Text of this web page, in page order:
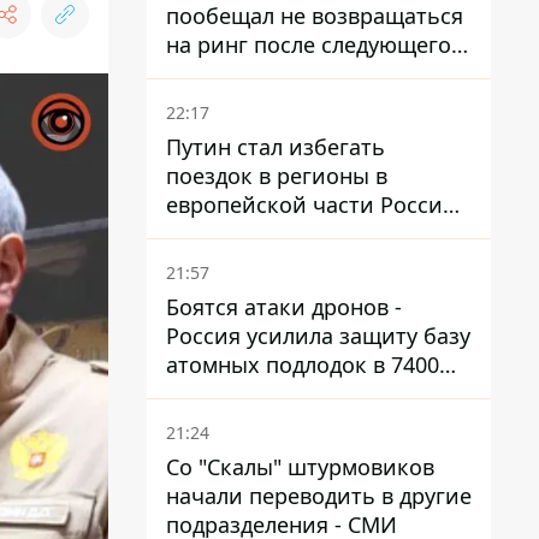
пообещал не возвращаться
на ринг после следующего
боя
22:17
Путин стал избегать
поездок в регионы в
европейской части России,
куда регулярно долетают
дроны
21:57
Боятся атаки дронов -
Россия усилила защиту базу
атомных подлодок в 7400
км от Украины
21:24
Со "Скалы" штурмовиков
начали переводить в другие
подразделения - СМИ